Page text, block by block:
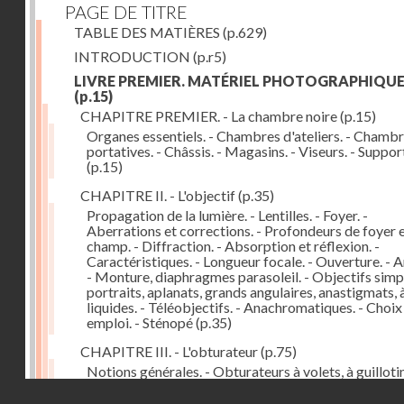
PAGE DE TITRE
TABLE DES MATIÈRES (p.629)
INTRODUCTION (p.r5)
LIVRE PREMIER. MATÉRIEL PHOTOGRAPHIQUE
(p.15)
CHAPITRE PREMIER. - La chambre noire(p.15)
Organes essentiels. - Chambres d'ateliers. -
portatives. - Châssis. - Magasins. - Viseurs. -
(p.15)
CHAPITRE II. - L'objectif(p.35)
Propagation de la lumière. - Lentilles. - Foyer. -
Aberrations et corrections. - Profondeurs de foyer
champ. - Diffraction. - Absorption et réflexion. -
Caractéristiques. - Longueur focale. - Ouverture. -
- Monture, diaphragmes parasoleil. - Objectifs
portraits, aplanats, grands angulaires, anastigmats,
liquides. - Téléobjectifs. - Anachromatiques. -
emploi. - Sténopé(p.35)
CHAPITRE III. - L'obturateur(p.75)
Notions générales. - Obturateurs à volets, à